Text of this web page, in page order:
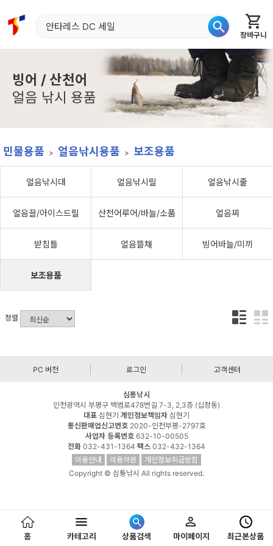
장바구니
재입고 베스트 특가 이월 어종별
홈 카테고리 상품검색 마이페이지 최근본상품
빙어 / 산천어
얼음 낚시 용품
민물용품 얼음낚시용품 보조용품
얼음낚시대 얼음낚시릴 얼음낚시줄
얼음끌/아이스드릴 산천어루어/바늘/소품 얼음찌
받침틀 얼음뜰채 빙어바늘/미끼
보조용품
정렬
PC 버전 로그인 고객센터
심통낚시
인천광역시 부평구 백범로478번길 7-3, 2,3층 (십정동)
대표 심현기 개인정보책임자 심현기
통신판매업신고번호2020-인천부평-2797호
사업자 등록번호632-10-00505
전화 032-431-1364 팩스 032-432-1364
이용안내
이용약관
개인정보취급방침
Copyright © 심통낚시 All rights reserved.